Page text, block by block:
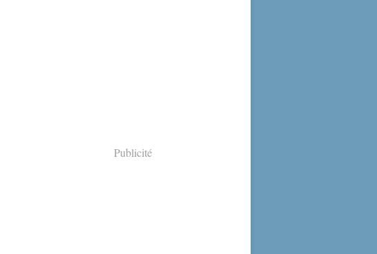
Publicité